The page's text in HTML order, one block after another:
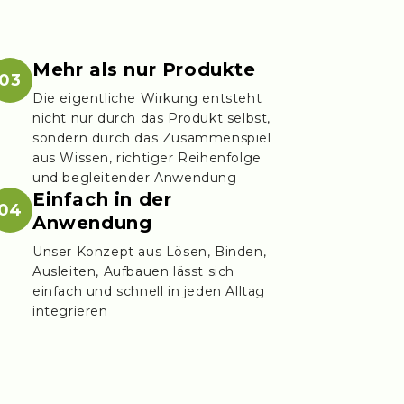
Mehr als nur Produkte
Die eigentliche Wirkung entsteht
nicht nur durch das Produkt selbst,
sondern durch das Zusammenspiel
aus Wissen, richtiger Reihenfolge
und begleitender Anwendung
Einfach in der
Anwendung
Unser Konzept aus Lösen, Binden,
Ausleiten, Aufbauen lässt sich
einfach und schnell in jeden Alltag
integrieren